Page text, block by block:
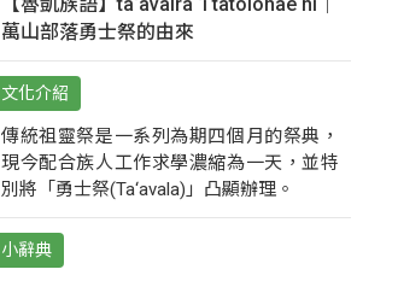
萬山部落勇士祭的由來
文化介紹
傳統祖靈祭是一系列為期四個月的祭典，
現今配合族人工作求學濃縮為一天，並特
別將「勇士祭(Ta‘avala)」凸顯辦理。
小辭典